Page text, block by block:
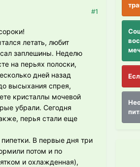
#1
летать, любит
заплешины. Неделю
на перьях полоски,
дней назад
высыхания спрея,
кристаллы мочевой
убрали. Сегодня
перья стали еще
В первые дня три
потом и по
и охлажденная),